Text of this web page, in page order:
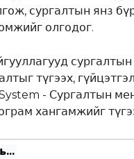
сургалтын янз
олгодог.
түгээх,
- Сургалтын
хангамжийг